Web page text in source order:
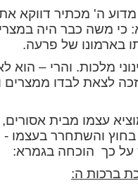
מדוע ה' מכתיר דווקא
כי משה כבר היה
בארמונו של פרעה.
מלכות. והרי – הוא
לצאת לבדו ממצרים
עצמו מבית אסורים,
והשתחרר בעצמו -
כך הוכחה בגמרא:
ברכות ה: